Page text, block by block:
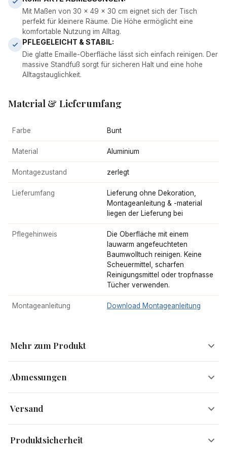
Mit Maßen von 30 x 49 x 30 cm eignet sich der Tisch
perfekt für kleinere Räume. Die Höhe ermöglicht eine
komfortable Nutzung im Alltag.
PFLEGELEICHT & STABIL:
Die glatte Emaille-Oberfläche lässt sich einfach reinigen. Der
massive Standfuß sorgt für sicheren Halt und eine hohe
Alltagstauglichkeit.
Material & Lieferumfang
Farbe Bunt
Material Aluminium
Montagezustand zerlegt
Lieferumfang
Lieferung ohne Dekoration,
Montageanleitung & -material
liegen der Lieferung bei
Pflegehinweis
Die Oberfläche mit einem
lauwarm angefeuchteten
Baumwolltuch reinigen. Keine
Scheuermittel, scharfen
Reinigungsmittel oder tropfnasse
Tücher verwenden.
Montageanleitung Download Montageanleitung
Mehr zum Produkt
Moderner Beistelltisch mit Emaille-beschichteter
Tischplatte
Dieser Anstelltisch vereint modernes Design mit dekorativer
Raffinesse. Die runde Tischplatte mit grafischem Muster und
Abmessungen
Versand
Produktsicherheit